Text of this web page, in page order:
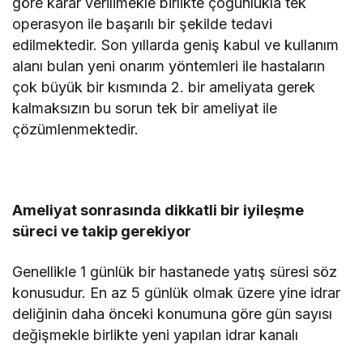
operasyon ile başarılı bir şekilde tedavi
edilmektedir. Son yıllarda geniş kabul ve kullanım
alanı bulan yeni onarım yöntemleri ile hastaların
çok büyük bir kısmında 2. bir ameliyata gerek
kalmaksızın bu sorun tek bir ameliyat ile
çözümlenmektedir.
Ameliyat sonrasında dikkatli bir iyileşme
süreci ve takip gerekiyor
Genellikle 1 günlük bir hastanede yatış süresi söz
konusudur. En az 5 günlük olmak üzere yine idrar
deliğinin daha önceki konumuna göre gün sayısı
değişmekle birlikte yeni yapılan idrar kanalı